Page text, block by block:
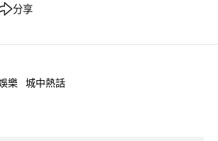
分享
樂 城中熱話